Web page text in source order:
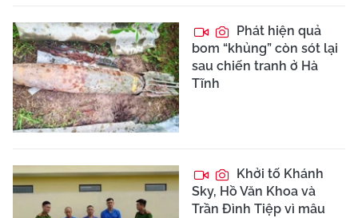
Phát hiện quả
bom “khủng” còn sót lại
sau chiến tranh ở Hà
Tĩnh
Khởi tố Khánh
Sky, Hồ Văn Khoa và
Trần Đình Tiệp vì mâu